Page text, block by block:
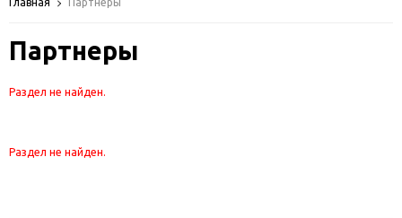
Партнеры
Раздел не найден.
Раздел не найден.